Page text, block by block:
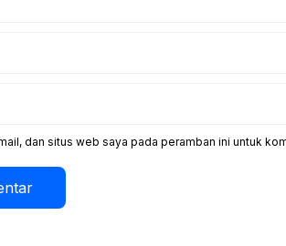
dan situs web saya pada peramban ini untuk